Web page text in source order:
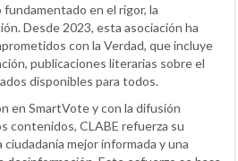
en el rigor, la
Desde 2023, esta asociación ha
con la Verdad, que incluye
publicaciones literarias sobre el
disponibles para todos.
en SmartVote y con la difusión
contenidos, CLABE refuerza su
mejor informada y una